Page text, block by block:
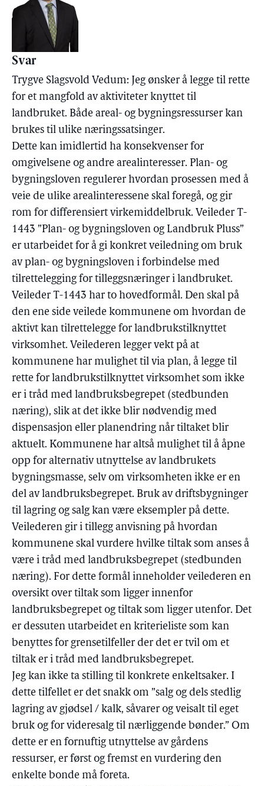
Svar
Trygve Slagsvold Vedum: Jeg ønsker å legge til rette
for et mangfold av aktiviteter knyttet til
landbruket. Både areal- og bygningsressurser kan
brukes til ulike næringssatsinger.
Dette kan imidlertid ha konsekvenser for
omgivelsene og andre arealinteresser. Plan- og
bygningsloven regulerer hvordan prosessen med å
veie de ulike arealinteressene skal foregå, og gir
rom for differensiert virkemiddelbruk. Veileder T-
1443 ”Plan- og bygningsloven og Landbruk Pluss”
er utarbeidet for å gi konkret veiledning om bruk
av plan- og bygningsloven i forbindelse med
tilrettelegging for tilleggsnæringer i landbruket.
Veileder T-1443 har to hovedformål. Den skal på
den ene side veilede kommunene om hvordan de
aktivt kan tilrettelegge for landbrukstilknyttet
virksomhet. Veilederen legger vekt på at
kommunene har mulighet til via plan, å legge til
rette for landbrukstilknyttet virksomhet som ikke
er i tråd med landbruksbegrepet (stedbunden
næring), slik at det ikke blir nødvendig med
dispensasjon eller planendring når tiltaket blir
aktuelt. Kommunene har altså mulighet til å åpne
opp for alternativ utnyttelse av landbrukets
bygningsmasse, selv om virksomheten ikke er en
del av landbruksbegrepet. Bruk av driftsbygninger
til lagring og salg kan være eksempler på dette.
Veilederen gir i tillegg anvisning på hvordan
kommunene skal vurdere hvilke tiltak som anses å
være i tråd med landbruksbegrepet (stedbunden
næring). For dette formål inneholder veilederen en
oversikt over tiltak som ligger innenfor
landbruksbegrepet og tiltak som ligger utenfor. Det
er dessuten utarbeidet en kriterieliste som kan
benyttes for grensetilfeller der det er tvil om et
tiltak er i tråd med landbruksbegrepet.
Jeg kan ikke ta stilling til konkrete enkeltsaker. I
dette tilfellet er det snakk om ”salg og dels stedlig
lagring av gjødsel / kalk, såvarer og veisalt til eget
bruk og for videresalg til nærliggende bønder.” Om
dette er en fornuftig utnyttelse av gårdens
ressurser, er først og fremst en vurdering den
enkelte bonde må foreta.